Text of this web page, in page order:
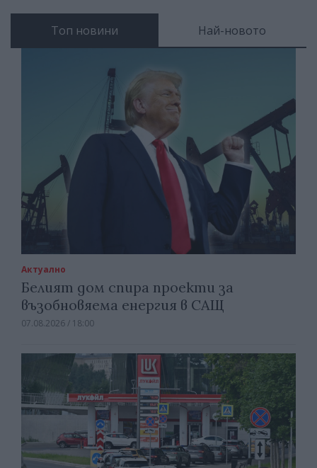
Топ новини Най-новото
Актуално
Белият дом спира проекти за
възобновяема енергия в САЩ
07.08.2026 / 18:00